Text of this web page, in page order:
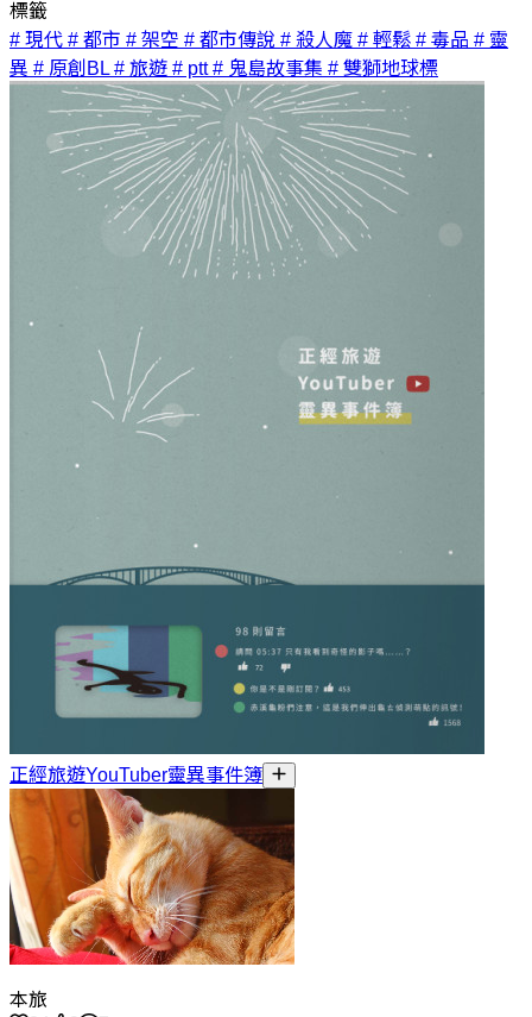
標籤
# 現代 # 都市 # 架空 # 都市傳說 # 殺人魔 # 輕鬆 # 毒品 # 靈
異 # 原創BL # 旅遊 # ptt# 鬼島故事集 # 雙獅地球標
正經旅遊YouTuber靈異事件簿
本旅